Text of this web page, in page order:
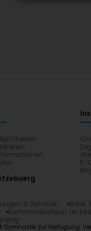
E-
a Servicer Bank,
Kommunikatioun an
zur Verfügung.